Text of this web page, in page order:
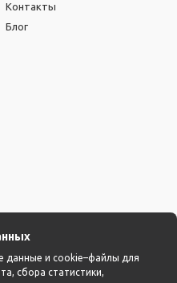
Контакты
Блог
данные и cookie–файлы для
сбора статистики,